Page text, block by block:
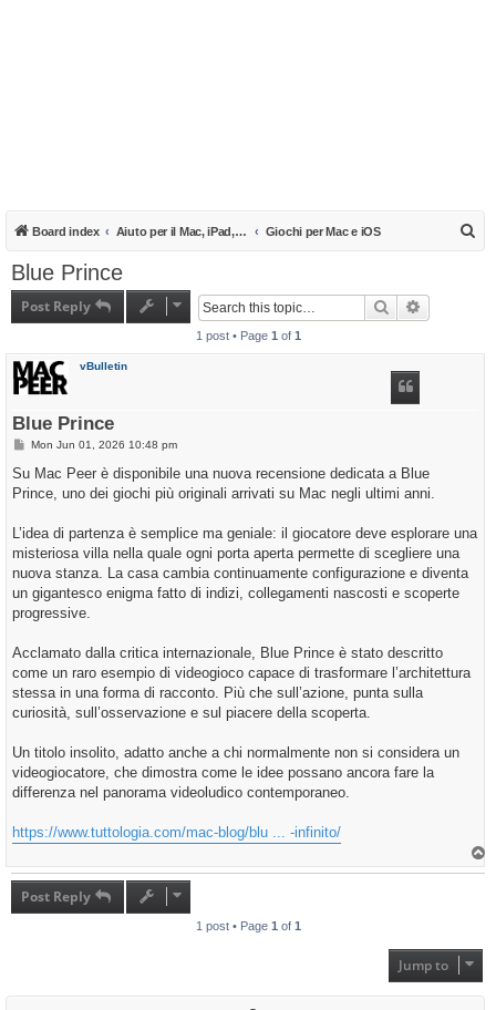
Board index Aiuto per il Mac, iPad, iPhone e iPod Giochi per Mac e iOS
Blue Prince
Post Reply Search
1 post • Page 1 of 1
vBulletin
Blue Prince
P
s
Mon Jun 01, 2026 10:48 pm
Su Mac Peer è disponibile una nuova recensione dedicata a Blue
Prince, uno dei giochi più originali arrivati su Mac negli ultimi anni.
L’idea di partenza è semplice ma geniale: il giocatore deve esplorare una
misteriosa villa nella quale ogni porta aperta permette di scegliere una
nuova stanza. La casa cambia continuamente configurazione e diventa
un gigantesco enigma fatto di indizi, collegamenti nascosti e scoperte
progressive.
Acclamato dalla critica internazionale, Blue Prince è stato descritto
come un raro esempio di videogioco capace di trasformare l’architettura
stessa in una forma di racconto. Più che sull’azione, punta sulla
curiosità, sull’osservazione e sul piacere della scoperta.
Un titolo insolito, adatto anche a chi normalmente non si considera un
videogiocatore, che dimostra come le idee possano ancora fare la
differenza nel panorama videoludico contemporaneo.
https://www.tuttologia.com/mac-blog/blu ... -infinito/
Post Reply
1 post • Page 1 of 1
Jump to